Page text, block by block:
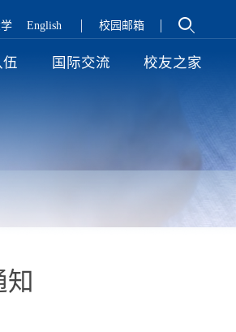
English 校园邮箱
伍 国际交流 校友之家